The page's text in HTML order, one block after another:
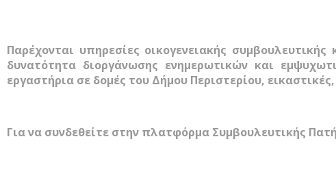
Παρέχονται υπηρεσίες οικογενειακής
δυνατότητα διοργάνωσης ενημερωτικών και
εργαστήρια σε δομές του Δήμου Περιστερίου,
Για να συνδεθείτε στην πλατφόρμα Συμβουλευτικής